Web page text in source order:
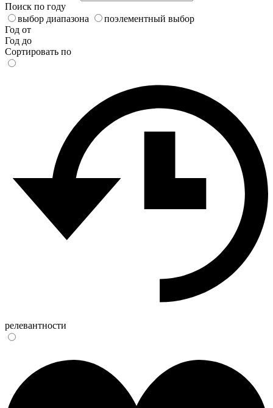
Поиск по году
выбор диапазона
поэлементный выбор
Год от
Год до
Сортировать по
релевантности